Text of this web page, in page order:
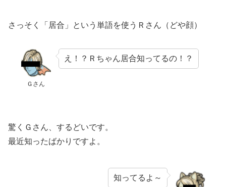
さっそく「居合」という単語を使うＲさん（どや顔）
Ｇさん
え！？Ｒちゃん居合知ってるの！？
驚くＧさん、するどいです。
最近知ったばかりですよ。
知ってるよ～